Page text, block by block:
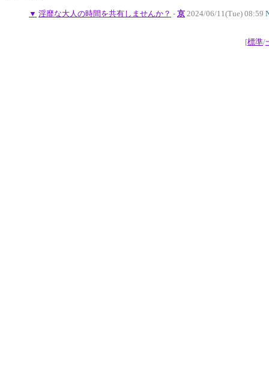
▼ 淫靡な大人の時間を共有しませんか？ - 京 2024/06/11(Tue) 08:59
[標準/